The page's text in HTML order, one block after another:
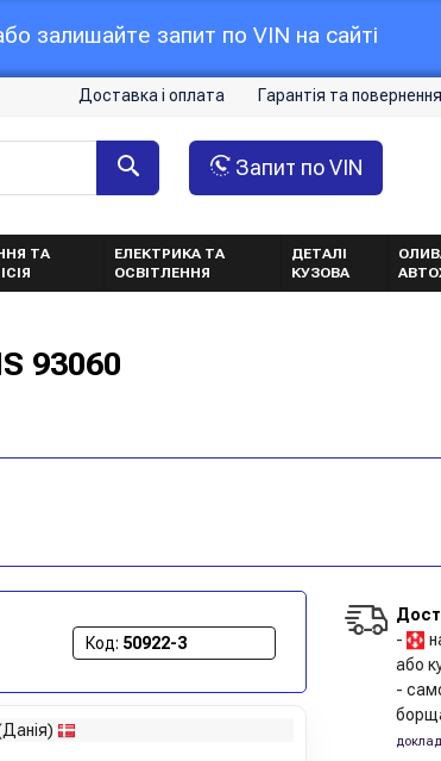
залишайте запит по VIN на сайті
Доставка і оплата Гарантія та повернення
Запит по VIN
ТА
ЕЛЕКТРИКА ТА
ОСВІТЛЕННЯ
ДЕТАЛІ
КУЗОВА
93060
Код: 50922-3
-
або
-